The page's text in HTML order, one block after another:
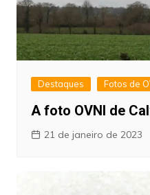
Destaques Fotos de
A foto OVNI de
21 de janeiro de 2023